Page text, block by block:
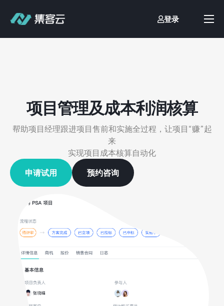
首页
客户案例
价格方案
关于我们
登录
项目管理及成本利润核算
帮助项目经理跟进项目售前和实施全过程，让项目“赚”起
来
实现项目成本核算自动化
申请试用
预约咨询